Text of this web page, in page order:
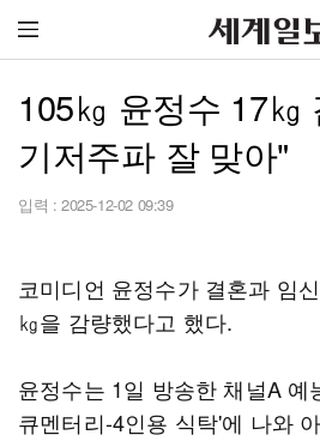
105㎏ 윤정수 17㎏
기저주파 잘 맞아"
입력 : 2025-12-02 09:39
코미디언 윤정수가 결혼과 임
㎏을 감량했다고 했다.
윤정수는 1일 방송한 채널A 예
큐멘터리-4인용 식탁'에 나와